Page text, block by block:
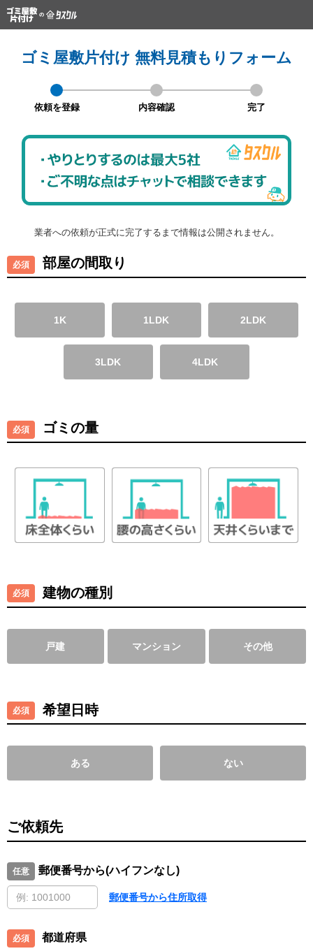
ゴミ屋敷片付け 無料見積もりフォーム
依頼を登録 内容確認 完了
業者への依頼が正式に完了するまで情報は公開されません。
部屋の間取り
1K 1LDK 2LDK
3LDK 4LDK
ゴミの量
建物の種別
戸建 マンション その他
希望日時
ある ない
ご依頼先
郵便番号から(ハイフンなし)
郵便番号から住所取得
都道府県